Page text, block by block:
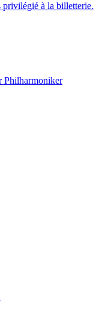
privilégié à la billetterie.
Philharmoniker